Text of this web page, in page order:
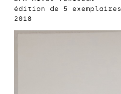
édition de 5 exemplaires
2018